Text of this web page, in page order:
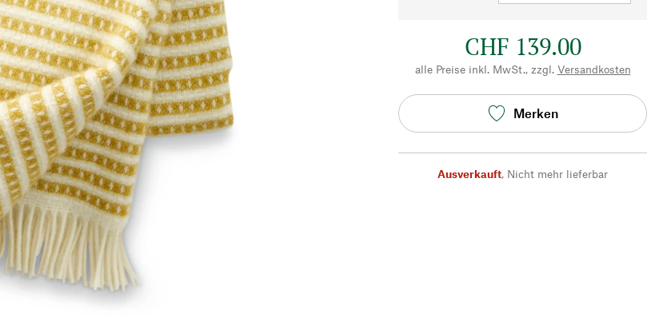
CHF 139.00
alle Preise inkl. MwSt., zzgl. Versandkosten
Merken
Ausverkauft, Nicht mehr lieferbar